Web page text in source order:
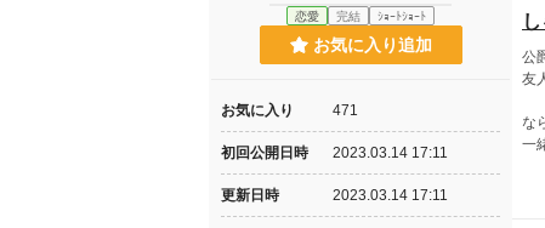
公
友
な
一
恋愛 完結 ｼｮｰﾄｼｮｰﾄ
お気に入り追加
お気に入り 471
初回公開日時 2023.03.14 17:11
更新日時 2023.03.14 17:11